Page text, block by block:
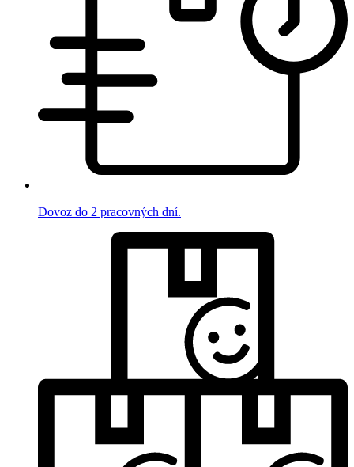
Dovoz do 2 pracovných dní.